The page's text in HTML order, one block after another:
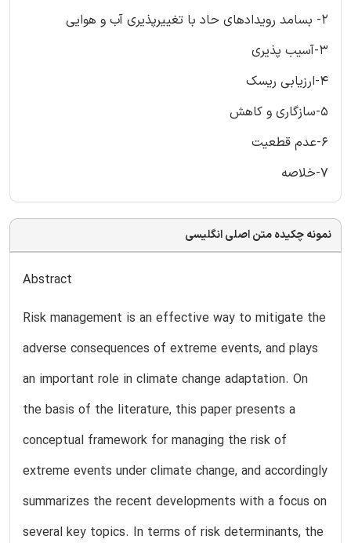
2- بسامد رویدادهای حاد با تغییرپذیری آب و هوایی
3-آسیب پذیری
4-ارزیابی ریسک
5-سازگاری و کاهش
6-عدم قطعیت
7-خلاصه
نمونه چکیده متن اصلی انگلیسی
Abstract
Risk management is an effective way to mitigate the
adverse consequences of extreme events, and plays
an important role in climate change adaptation. On
the basis of the literature, this paper presents a
conceptual framework for managing the risk of
extreme events under climate change, and accordingly
summarizes the recent developments with a focus on
several key topics. In terms of risk determinants, the